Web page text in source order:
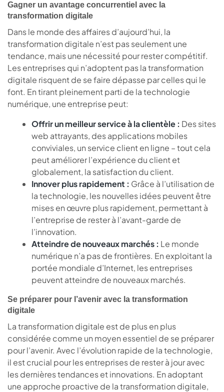
Gagner un avantage concurrentiel avec la
transformation digitale
Dans le monde des affaires d’aujourd’hui, la
transformation digitale n’est pas seulement une
tendance, mais une nécessité pour rester compétitif.
Les entreprises qui n’adoptent pas la transformation
digitale risquent de se faire dépasse par celles qui le
font. En tirant pleinement parti de la technologie
numérique, une entreprise peut:
Offrir un meilleur service à la clientèle : Des sites
web attrayants, des applications mobiles
conviviales, un service client en ligne – tout cela
peut améliorer l’expérience du client et
globalement, la satisfaction du client.
Innover plus rapidement : Grâce à l’utilisation de
la technologie, les nouvelles idées peuvent être
mises en œuvre plus rapidement, permettant à
l’entreprise de rester à l’avant-garde de
l’innovation.
Atteindre de nouveaux marchés : Le monde
numérique n’a pas de frontières. En exploitant la
portée mondiale d’Internet, les entreprises
peuvent atteindre de nouveaux marchés.
Se préparer pour l’avenir avec la transformation
digitale
La transformation digitale est de plus en plus
considérée comme un moyen essentiel de se préparer
pour l’avenir. Avec l’évolution rapide de la technologie,
il est crucial pour les entreprises de rester à jour avec
les dernières tendances et innovations. En adoptant
une approche proactive de la transformation digitale,